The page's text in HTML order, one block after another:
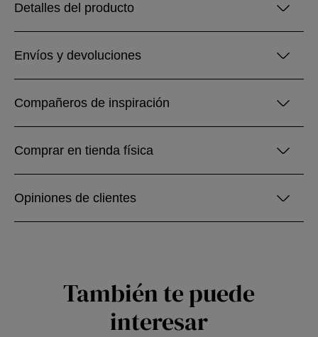
Detalles del producto
Envíos y devoluciones
Compañeros de inspiración
Comprar en tienda física
Opiniones de clientes
También te puede
interesar